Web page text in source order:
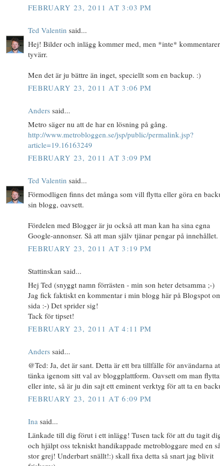
FEBRUARY 23, 2011 AT 3:03 PM
Ted Valentin said...
Hej! Bilder och inlägg kommer med, men *inte*
tyvärr.
Men det är ju bättre än inget, speciellt som en backup. :)
FEBRUARY 23, 2011 AT 3:06 PM
Anders said...
Metro säger nu att de har en lösning på gång.
http://www.metrobloggen.se/jsp/public/permalink.jsp?
article=19.16163249
FEBRUARY 23, 2011 AT 3:09 PM
Ted Valentin said...
Förmodligen finns det många som vill flytta eller göra en
sin blogg, oavsett.
Fördelen med Blogger är ju också att man kan ha sina egna
Google-annonser. Så att man själv tjänar pengar på innehållet.
FEBRUARY 23, 2011 AT 3:19 PM
Stattinskan said...
Hej Ted (snyggt namn förrästen - min son heter detsamma ;-)
Jag fick faktiskt en kommentar i min blogg här på Blogspot
sida :-) Det sprider sig!
Tack för tipset!
FEBRUARY 23, 2011 AT 4:11 PM
Anders said...
@Ted: Ja, det är sant. Detta är ett bra tillfälle för användarna
tänka igenom sitt val av bloggplattform. Oavsett om man
eller inte, så är ju din sajt ett eminent verktyg för att ta en
FEBRUARY 23, 2011 AT 6:09 PM
Ina said...
Länkade till dig förut i ett inlägg! Tusen tack för att du tagit
och hjälpt oss tekniskt handikappade metrobloggare med en
stor grej! Underbart snällt!:) skall fixa detta så snart jag blivit